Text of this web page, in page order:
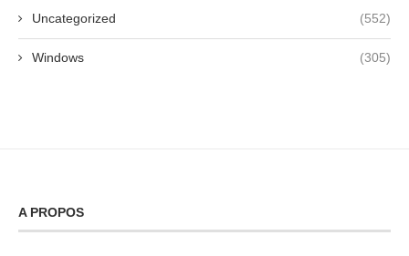
Uncategorized (552)
Windows (305)
A PROPOS